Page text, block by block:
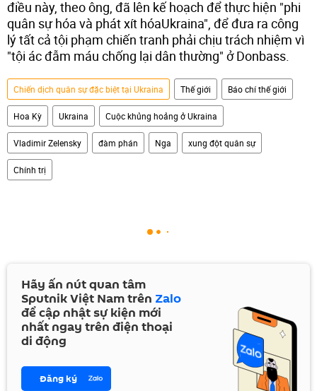
điều này, theo ông, đã lên kế hoạch để thực hiện "phi
quân sự hóa và phát xít hóaUkraina", để đưa ra công
lý tất cả tội phạm chiến tranh phải chịu trách nhiệm vì
"tội ác đẫm máu chống lại dân thường" ở Donbass.
Chiến dịch quân sự đặc biệt tại Ukraina Thế giới Báo chí thế giới
Hoa Kỳ Ukraina Cuộc khủng hoảng ở Ukraina
Vladimir Zelensky đàm phán Nga xung đột quân sự
Chính trị
Hãy ấn nút quan tâm
Sputnik Việt Nam trên Zalo
để cập nhật sự kiện mới
nhất ngay trên điện thoại
di động
Đăng ký